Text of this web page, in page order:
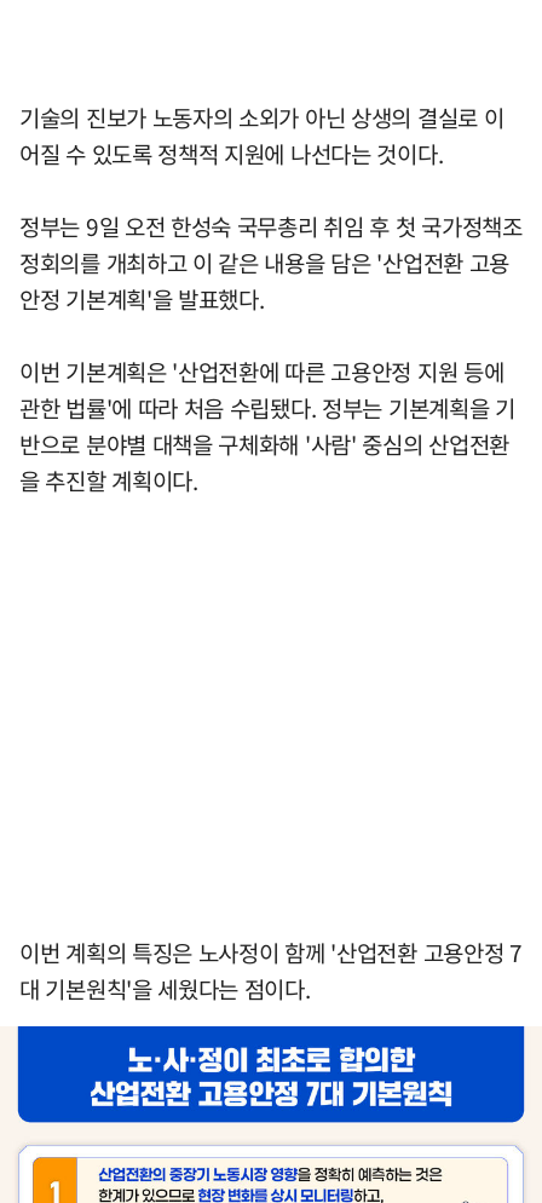
기술의 진보가 노동자의 소외가 아닌 상생의 결실로 이
어질 수 있도록 정책적 지원에 나선다는 것이다.
정부는 9일 오전 한성숙 국무총리 취임 후 첫 국가정책조
정회의를 개최하고 이 같은 내용을 담은 '산업전환 고용
안정 기본계획'을 발표했다.
이번 기본계획은 '산업전환에 따른 고용안정 지원 등에
관한 법률'에 따라 처음 수립됐다. 정부는 기본계획을 기
반으로 분야별 대책을 구체화해 '사람' 중심의 산업전환
을 추진할 계획이다.
이번 계획의 특징은 노사정이 함께 '산업전환 고용안정 7
대 기본원칙'을 세웠다는 점이다.